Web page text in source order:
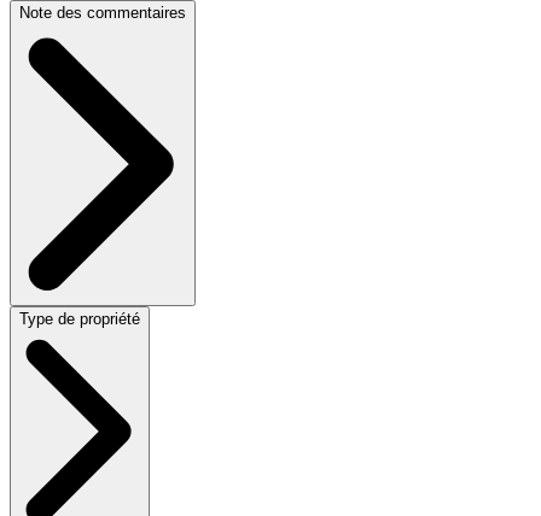
Note des commentaires
Type de propriété